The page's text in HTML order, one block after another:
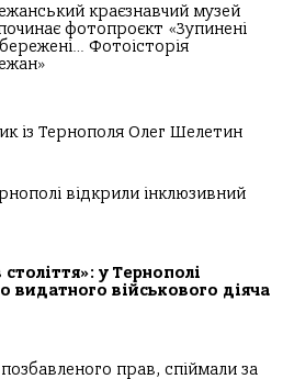
краєзнавчий музей
фотопроєкт «Зупинені
Фотоісторія
із Тернополя Олег Шелетин
відкрили інклюзивний
у Тернополі
видатного військового діяча
прав, спіймали за